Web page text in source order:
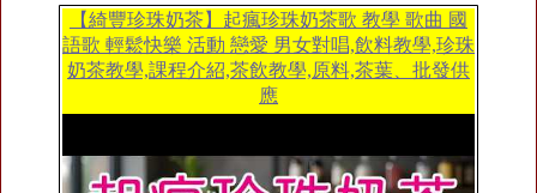
【綺豐珍珠奶茶】起瘋珍珠奶茶歌 教學 歌曲 國
語歌 輕鬆快樂 活動 戀愛 男女對唱,飲料教學,珍珠
奶茶教學,課程介紹,茶飲教學,原料,茶葉、批發供
應